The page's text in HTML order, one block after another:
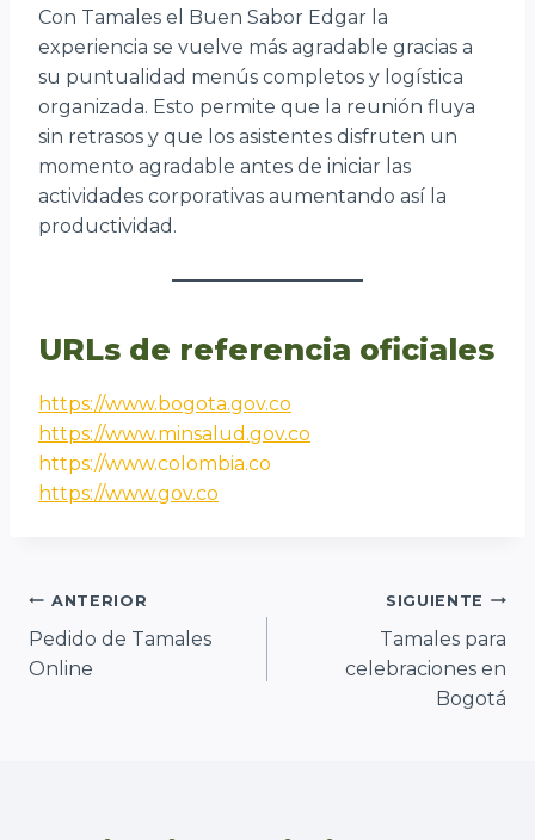
Con Tamales el Buen Sabor Edgar la
experiencia se vuelve más agradable gracias a
su puntualidad menús completos y logística
organizada. Esto permite que la reunión fluya
sin retrasos y que los asistentes disfruten un
momento agradable antes de iniciar las
actividades corporativas aumentando así la
productividad.
URLs de referencia oficiales
https://www.bogota.gov.co
https://www.minsalud.gov.co
https://www.colombia.co
https://www.gov.co
Navegación
de
ANTERIOR
Pedido de Tamales
Online
SIGUIENTE
Tamales para
celebraciones en
Bogotá